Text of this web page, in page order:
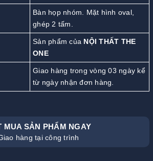
Bàn họp nhóm. Mặt hình oval,
ghép 2 tấm.
Sản phẩm của NỘI THẤT THE
ONE
Giao hàng trong vòng 03 ngày kể
từ ngày nhận đơn hàng.
MUA SẢN PHẨM NGAY
hàng tại công trình